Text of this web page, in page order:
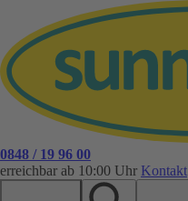
0848 / 19 96 00
erreichbar ab 10:00 Uhr Kontakt